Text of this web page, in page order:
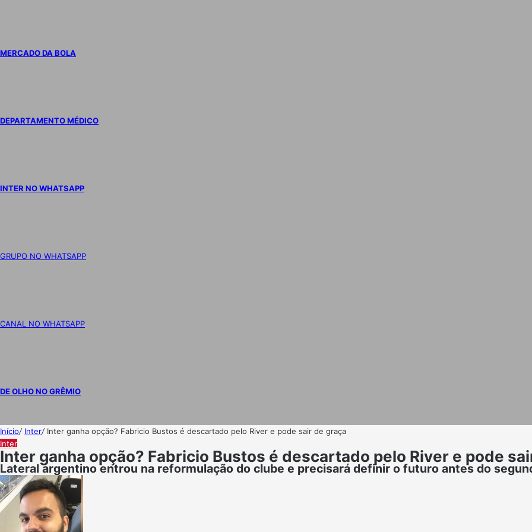
MERCADO DA BOLA
DEPARTAMENTO MÉDICO
INTER NO WHATSAPP
GRUPO NO WHATSAPP
CANAL NO WHATSAPP
DE OLHO NO GRÊMIO
Início/ Inter/ Inter ganha opção? Fabricio Bustos é descartado pelo River e pode sair de graça
Inter
Inter ganha opção? Fabricio Bustos é descartado pelo River e pode
Lateral argentino entrou na reformulação do clube e precisará definir o futuro antes do